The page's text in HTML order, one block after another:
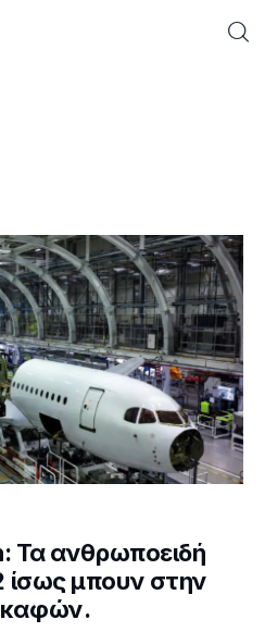
Τα ανθρωποειδή
ίσως μπουν στην